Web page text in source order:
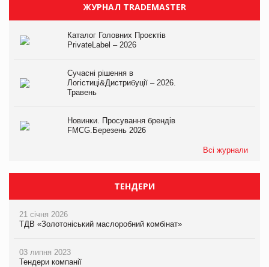
ЖУРНАЛ TRADEMASTER
Каталог Головних Проєктів
PrivateLabel – 2026
Сучасні рішення в
Логістиці&Дистрибуції – 2026.
Травень
Новинки. Просування брендів
FMCG.Березень 2026
Всі журнали
ТЕНДЕРИ
21 січня 2026
ТДВ «Золотоніський маслоробний комбінат»
03 липня 2023
Тендери компанії